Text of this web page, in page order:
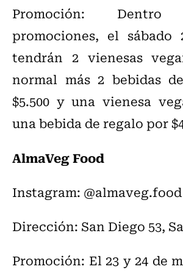
Promoción:
promociones, el sábado
tendrán 2 vienesas
normal más 2 bebidas
$5.500 y una vienesa
una bebida de regalo por
AlmaVeg Food
Instagram: @almaveg.food
Dirección: San Diego 53,
Promoción: El 23 y 24 de